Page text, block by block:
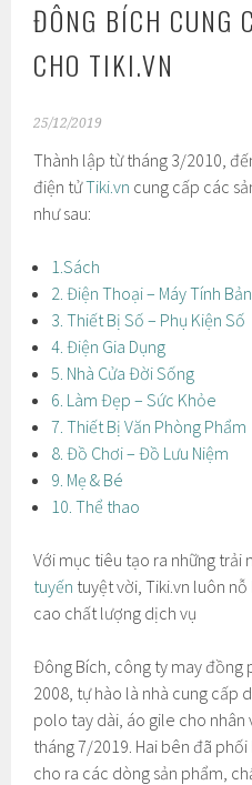
ĐÔNG BÍCH CUNG
CHO TIKI.VN
25/12/2019
Thành lập từ tháng 3/2010,
điện tửTiki.vn cung cấp các
như sau:
1.Sách
2. Điện Thoại – Máy Tính
3. Thiết Bị Số – Phụ Kiện Số
4. Điện Gia Dụng
5. Nhà Cửa Đời Sống
6. Làm Đẹp – Sức Khỏe
7. Thiết Bị Văn Phòng Phẩm
8. Đồ Chơi – Đồ Lưu Niệm
9. Mẹ & Bé
10. Thể thao
Với mục tiêu tạo ra những trải
tuyến tuyệt vời, Tiki.vn luôn
cao chất lượng dịch vụ
Đông Bích, công ty may đồng
2008, tự hào là nhà cung cấp
polo tay dài, áo gile cho nhân
tháng 7/2019. Hai bên đã
cho ra các dòng sản phẩm,